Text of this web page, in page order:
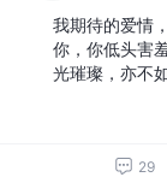
我期待的爱情
你，你低头害
光璀璨，亦不
29